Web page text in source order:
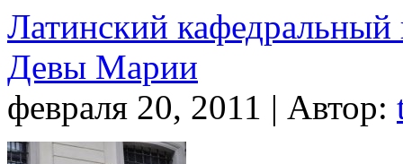
Латинский кафедральный
Девы Марии
февраля 20, 2011 | Автор: